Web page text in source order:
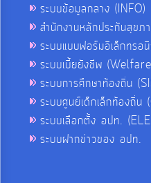
ระบบข้อมูลกลาง (INFO)
สำนักงานหลักประกันสุข
ระบบแบบฟอร์มอิเล็กทร
ระบบเบี้ยยังชีพ
ระบบการศึกษาท้องถิ่น
ระบบศูนย์เด็กเล็กท้องถิ่น
ระบบเลือกตั้ง อปท.
ระบบฝากข่าวของ อปท.